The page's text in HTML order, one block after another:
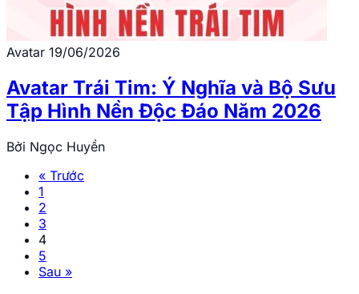
Avatar 19/06/2026
Avatar Trái Tim: Ý Nghĩa và Bộ Sưu
Tập Hình Nền Độc Đáo Năm 2026
Bởi Ngọc Huyền
« Trước
1
2
3
4
5
Sau »